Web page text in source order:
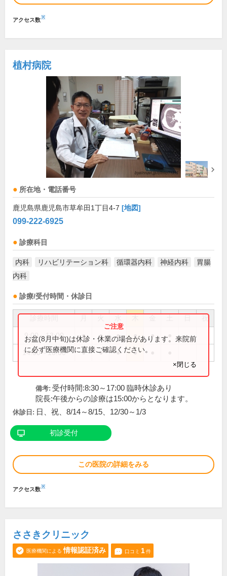
アクセス数※
植村病院
所在地・電話番号
鹿児島県鹿児島市草牟田1丁目4-7 [地図]
099-222-6925
診療科目
内科 リハビリテーション科 循環器内科 神経内科
胃腸
内科
診療/受付時間・休診日
祝
9:00～13:00 ● ● ● ● ●
14:00～18:00 ● ● ● ●
お盆(8月中旬)は休診・休業の場合があります。来院前
に必ず医療機関に直接ご確認ください。
×閉じる
備考: 受付時間:8:30～17:00 臨時休診あり
院長:午後からの診療は15:00からとなります。
休診日: 日、祝、8/14～8/15、12/30～1/3
初診受付
この医院の詳細をみる
アクセス数※
ささきクリニック
医療機関による 情報認証済み 口コミ 1件